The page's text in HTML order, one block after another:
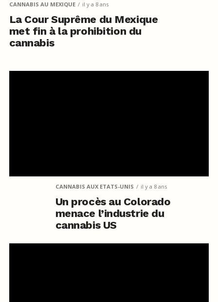
CANNABIS AU MEXIQUE il y a 8 ans
La Cour Suprême du Mexique
met fin à la prohibition du
cannabis
CANNABIS AUX ETATS-UNIS il y a 8 ans
Un procès au Colorado
menace l’industrie du
cannabis US